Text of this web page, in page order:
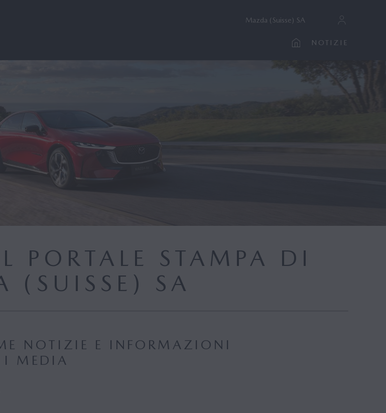
Mazda (Suisse) SA
NOTIZIE
PORTALE STAMPA DI
(SUISSE) SA
NOTIZIE E INFORMAZIONI
I MEDIA